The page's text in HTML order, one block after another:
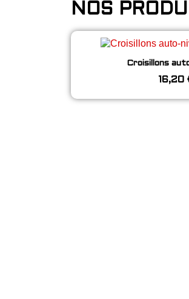
NOS
Aperçu
Croisillons
16,20